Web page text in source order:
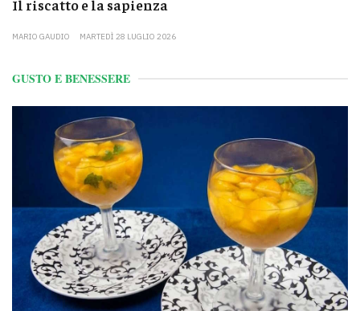
Il riscatto e la sapienza
MARIO GAUDIO MARTEDÌ 28 LUGLIO 2026
GUSTO E BENESSERE